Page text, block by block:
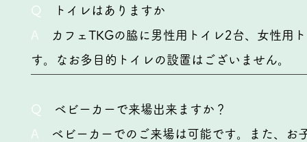
Q
トイレはありますか
A カフェTKGの脇に男性用トイレ2台、女性用
す。なお多目的トイレの設置はございません。
Q
ベビーカーで来場出来ますか？
A ベビーカーでのご来場は可能です。また、お